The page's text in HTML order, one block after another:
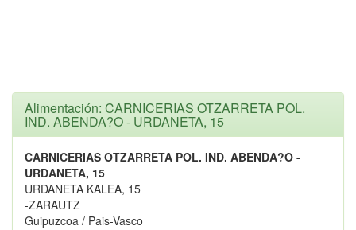
Alimentación: CARNICERIAS OTZARRETA POL.
IND. ABENDA?O - URDANETA, 15
CARNICERIAS OTZARRETA POL. IND. ABENDA?O -
URDANETA, 15
URDANETA KALEA, 15
-ZARAUTZ
Guipuzcoa / Pais-Vasco